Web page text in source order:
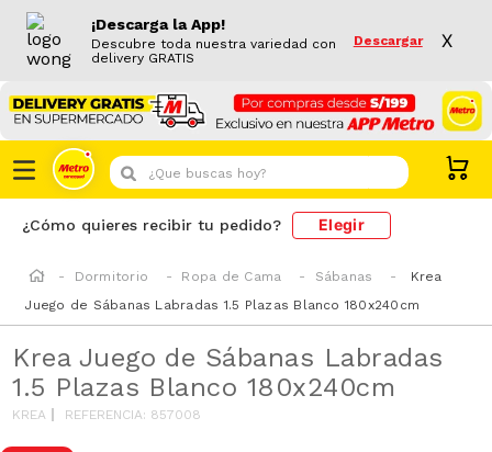
¡Descarga la App!
Descubre toda nuestra variedad con
delivery GRATIS
Descargar X
¿Que buscas hoy?
¿Cómo quieres recibir tu pedido? Elegir
Dormitorio Ropa de Cama Sábanas
Krea
Juego de Sábanas Labradas 1.5 Plazas Blanco 180x240cm
Krea Juego de Sábanas Labradas
1.5 Plazas Blanco 180x240cm
KREA REFERENCIA: 857008